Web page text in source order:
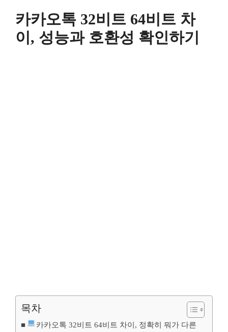
카카오톡 32비트 64비트 차
이, 성능과 호환성 확인하기
목차
카카오톡 32비트 64비트 차이, 정확히 뭐가 다른